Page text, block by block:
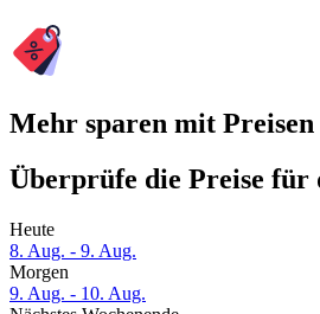
Mehr sparen mit
Überprüfe die Preise für
Heute
8. Aug. - 9. Aug.
Morgen
9. Aug. - 10. Aug.